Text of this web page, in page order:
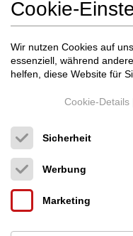
Martin LoganDynamo-
Neupreis: 1.375 €
690 €
Cookie-
Wir nutzen Cookies auf
essenziell, während
helfen, diese Website für
Cookie-Details
Sicherheit
Werbung
Marketing